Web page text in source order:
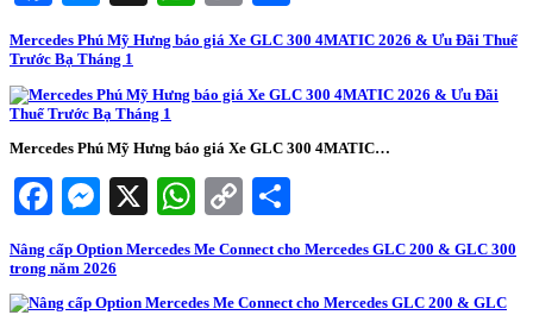
Link
Mercedes Phú Mỹ Hưng báo giá Xe GLC 300 4MATIC 2026 & Ưu Đãi Thuế
Trước Bạ Tháng 1
Mercedes Phú Mỹ Hưng báo giá Xe GLC 300 4MATIC…
Facebook
Messenger
X WhatsApp
Copy
Link
Nâng cấp Option Mercedes Me Connect cho Mercedes GLC 200 & GLC 300
trong năm 2026